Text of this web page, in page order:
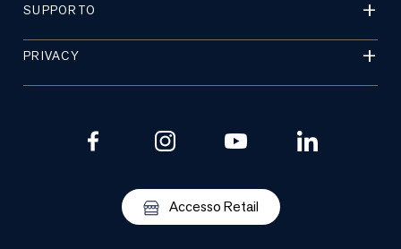
SUPPORTO
PRIVACY
Accesso Retail